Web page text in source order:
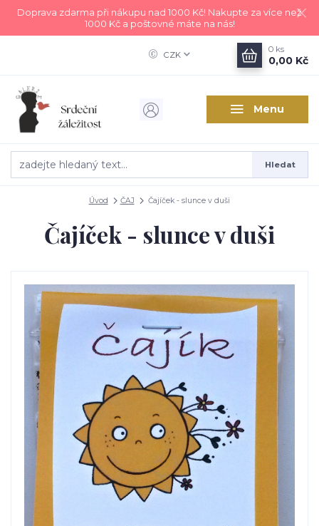
Doprava zdarma při nákupu nad 1000 Kč! Nakupte za více než
1000 Kč a poštovné máte na nás!
Menu
CZK
Hledat
0 ks
0,00 Kč
Úvod ČAJ Čajíček - slunce v duši
Čajíček - slunce v duši